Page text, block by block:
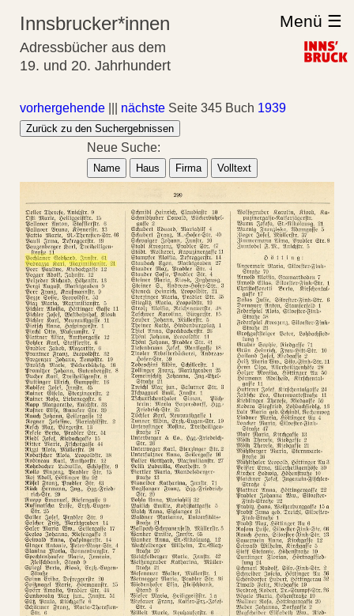
Innsbrucker*innen
Adressbücher aus dem
19. und 20. Jahrhundert
Menü ☰
vorhergehende nächste Seite 345 Buch 1939
Zurück zu den Suchergebnissen
Neue Suche:
Name Haus Firma Volltext